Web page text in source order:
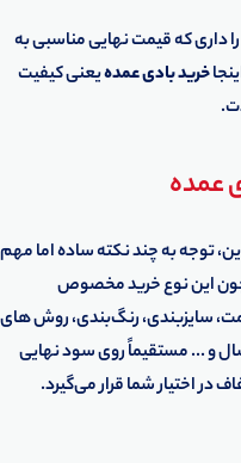
داری که قیمت نهایی مناسبی به
خرید بادی عمدهیعنی کیفیت
عمده
توجه به چند نکته ساده اما مهم
چون این نوع خرید مخصوص
سایزبندی، رنگ‌بندی، روش های
و ... مستقیماً روی سود نهایی
در اختیار شما قرار می‌گیرد.